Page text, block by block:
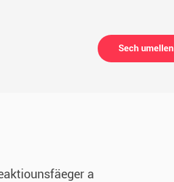
Sech umellen
a